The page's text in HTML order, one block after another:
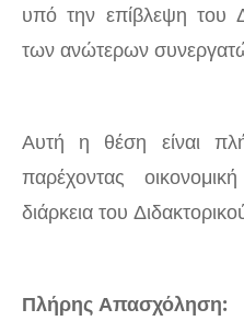
υπό την επίβλεψη του
των ανώτερων
Αυτή η θέση είναι
παρέχοντας
διάρκεια του
Πλήρης Απασχόληση: